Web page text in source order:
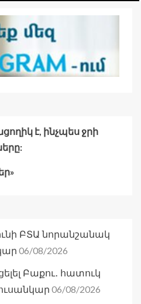
է, ինչպես ջրի
ԲՏԱ նորանշանակ
06/08/2026
Բաքու․ հատուկ
06/08/2026